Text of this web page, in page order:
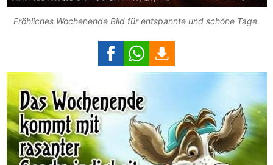
Fröhliches Wochenende Bild für entspannte und schöne Tage.